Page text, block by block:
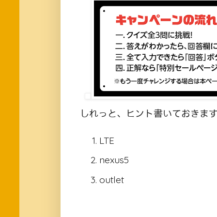
しれっと、ヒント書いておきま
LTE
nexus5
outlet